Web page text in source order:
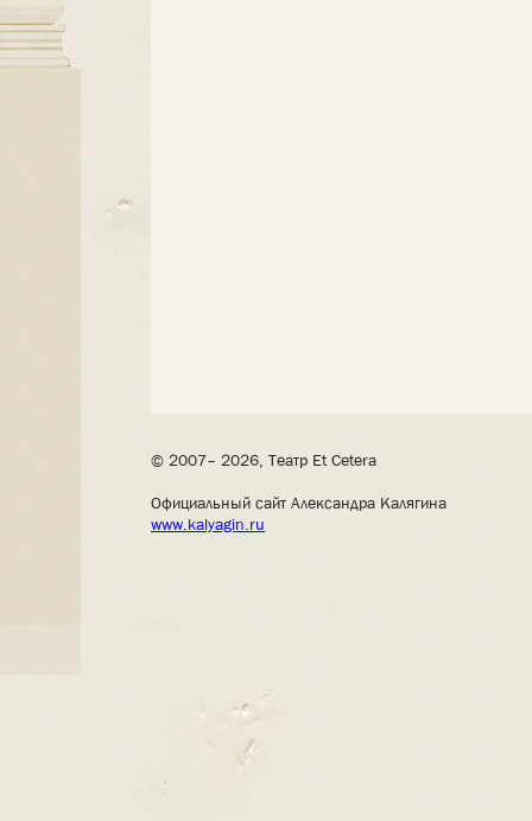
© 2007– 2026, Театр Et Cetera
Официальный сайт Александра Калягина
www.kalyagin.ru